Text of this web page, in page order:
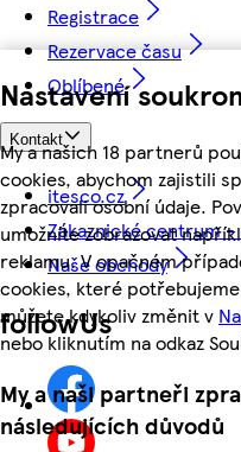
Nastavení
My a našich 18 partnerů
cookies, abychom zajistili
zpracovali osobní údaje.
umožníte zobrazovat
reklamu. V opačném
cookies, které
můžete kdykoliv změnit v
nebo kliknutím na odkaz
My a naši partneři
následujících důvodů
Registrace
Rezervace času
Oblíbené
Kontakt
itesco.cz
Zákaznické centrum
Naše obchody
followUs